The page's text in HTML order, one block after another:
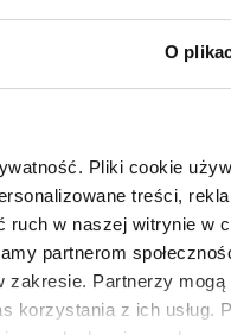
O
Pliki cookie
treści,
ruch w naszej witrynie w
partnerom
Partnerzy mogą
korzystania z ich usług.